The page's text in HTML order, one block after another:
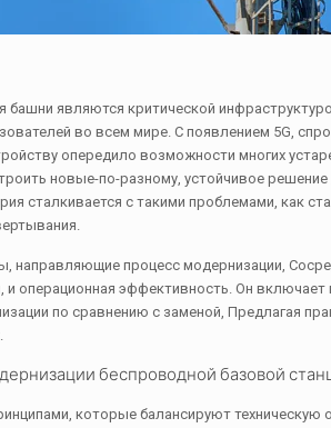
башни являются критической
во всем мире. С появлением 5G,
опередило возможности многих
новые-по-разному, устойчивое
сталкивается с такими проблемами, как
направляющие процесс модернизации,
операционная эффективность. Он
по сравнению с заменой, Предлагая
беспроводной базовой
которые балансируют